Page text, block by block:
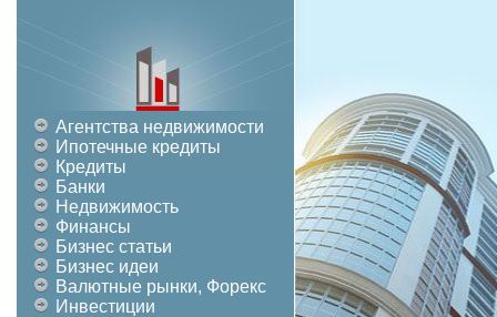
Агентства недвижимости
Ипотечные кредиты
Кредиты
Банки
Недвижимость
Финансы
Бизнес статьи
Бизнес идеи
Валютные рынки, Форекс
Инвестиции